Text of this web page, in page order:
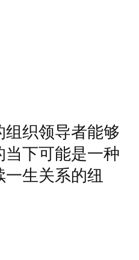
组织领导者能够
下可能是一种
生关系的纽